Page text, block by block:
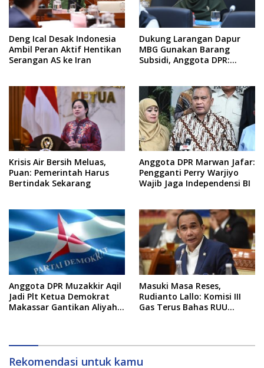
Deng Ical Desak Indonesia
Ambil Peran Aktif Hentikan
Serangan AS ke Iran
Dukung Larangan Dapur
MBG Gunakan Barang
Subsidi, Anggota DPR:
Krisis Air Bersih Meluas,
Puan: Pemerintah Harus
Bertindak Sekarang
Anggota DPR Marwan Jafar:
Pengganti Perry Warjiyo
Wajib Jaga Independensi BI
Anggota DPR Muzakkir Aqil
Jadi Plt Ketua Demokrat
Makassar Gantikan Aliyah
Masuki Masa Reses,
Rudianto Lallo: Komisi III
Gas Terus Bahas RUU
Rekomendasi untuk kamu